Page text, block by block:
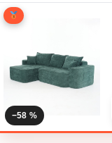
−58 %